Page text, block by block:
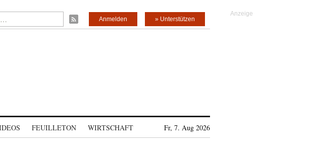
» Unterstützen
Anmelden
FEUILLETON WIRTSCHAFT Fr, 7. Aug 2026